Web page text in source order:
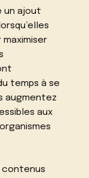
un ajout
temps à se
augmentez
aux
contenus